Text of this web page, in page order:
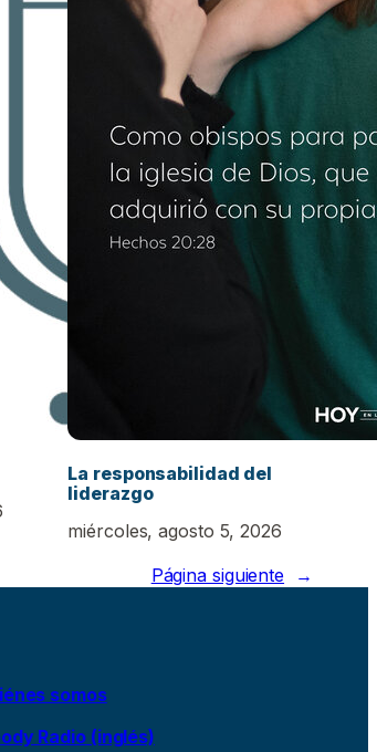
La responsabilidad del
liderazgo
miércoles, agosto 5, 2026
Página siguiente →
somos
Radio (inglés)